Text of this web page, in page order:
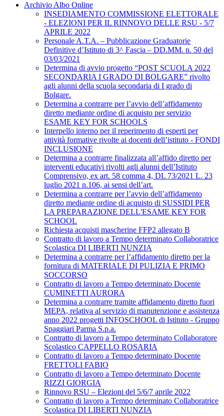
Archivio Albo Online
INSEDIAMENTO COMMISSIONE ELETTORALE
- ELEZIONI PER IL RINNOVO DELLE RSU - 5/7
APRILE 2022
Personale A.T.A. – Pubblicazione Graduatorie
Definitive d’Istituto di 3^ Fascia – DD.MM. n. 50 del
03/03/2021
Determina di avvio progetto “POST SCUOLA 2022
SECONDARIA I GRADO DI BOLGARE” rivolto
agli alunni della scuola secondaria di I grado di
Bolgare.
Determina a contrarre per l’avvio dell’affidamento
diretto mediante ordine di acquisto per servizio
ESAME KEY FOR SCHOOLS
Interpello interno per il reperimento di esperti per
attività formative rivolte ai docenti dell’istituto - FONDI
INCLUSIONE
Determina a contrarre finalizzata all’affido diretto per
interventi educativi rivolti agli alunni dell’Istituto
Comprensivo, ex art. 58 comma 4, DL 73/2021 L. 23
luglio 2021 n.106, ai sensi dell’art.
Determina a contrarre per l’avvio dell’affidamento
diretto mediante ordine di acquisto di SUSSIDI PER
LA PREPARAZIONE DELL'ESAME KEY FOR
SCHOOL
Richiesta acquisti mascherine FFP2 allegato B
Contratto di lavoro a Tempo determinato Collaboratrice
Scolastica DI LIBERTI NUNZIA
Determina a contrarre per l’affidamento diretto per la
fornitura di MATERIALE DI PULIZIA E PRIMO
SOCCORSO
Contratto di lavoro a Tempo determinato Docente
CUMINETTI AURORA
Determina a contrarre tramite affidamento diretto fuori
MEPA, relativa al servizio di manutenzione e assistenza
anno 2022 progetti INFOSCHOOL di Istituto - Gruppo
Spaggiari Parma S.p.a.
Contratto di lavoro a Tempo determinato Collaboratore
Scolastico CAPPELLO ROSARIA
Contratto di lavoro a Tempo determinato Docente
FRETTOLI FABIO
Contratto di lavoro a Tempo determinato Docente
RIZZI GIORGIA
Rinnovo RSU – Elezioni del 5/6/7 aprile 2022
Contratto di lavoro a Tempo determinato Collaboratrice
Scolastica DI LIBERTI NUNZIA